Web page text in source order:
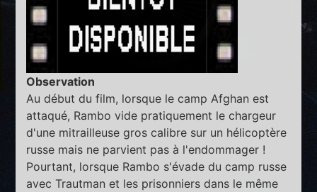
Observation
Au début du film, lorsque le camp Afghan est
attaqué, Rambo vide pratiquement le chargeur
d'une mitrailleuse gros calibre sur un hélicoptère
russe mais ne parvient pas à l'endommager !
Pourtant, lorsque Rambo s'évade du camp russe
avec Trautman et les prisonniers dans le même